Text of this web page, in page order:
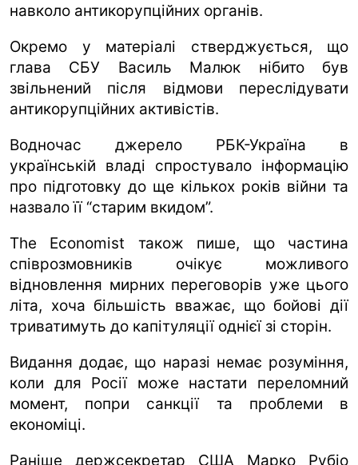
навколо антикорупційних органів.
Окремо у матеріалі стверджується, що
глава СБУ Василь Малюк нібито був
звільнений після відмови переслідувати
антикорупційних активістів.
Водночас джерело РБК-Україна в
українській владі спростувало інформацію
про підготовку до ще кількох років війни та
назвало її “старим вкидом”.
The Economist також пише, що частина
співрозмовників очікує можливого
відновлення мирних переговорів уже цього
літа, хоча більшість вважає, що бойові дії
триватимуть до капітуляції однієї зі сторін.
Видання додає, що наразі немає розуміння,
коли для Росії може настати переломний
момент, попри санкції та проблеми в
економіці.
Раніше держсекретар США Марко Рубіо